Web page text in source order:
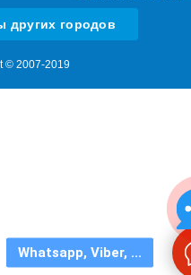
Whatsapp, Viber, ...
других городов
© 2007-2019